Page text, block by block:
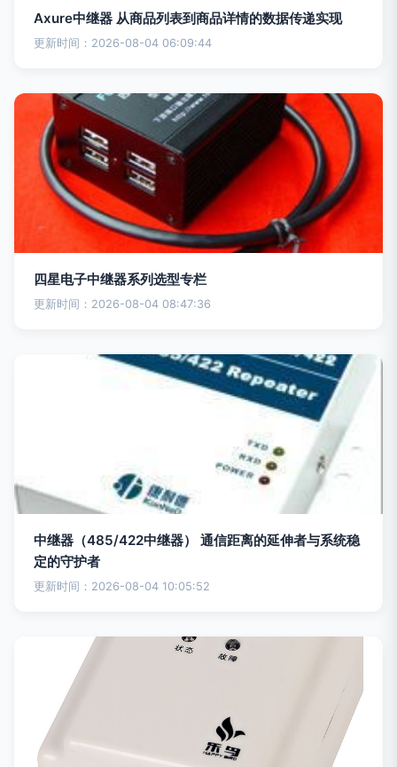
Axure中继器 从商品列表到商品详情的数据传递实现
更新时间：2026-08-04 06:09:44
四星电子中继器系列选型专栏
更新时间：2026-08-04 08:47:36
中继器（485/422中继器） 通信距离的延伸者与系统稳
定的守护者
更新时间：2026-08-04 10:05:52